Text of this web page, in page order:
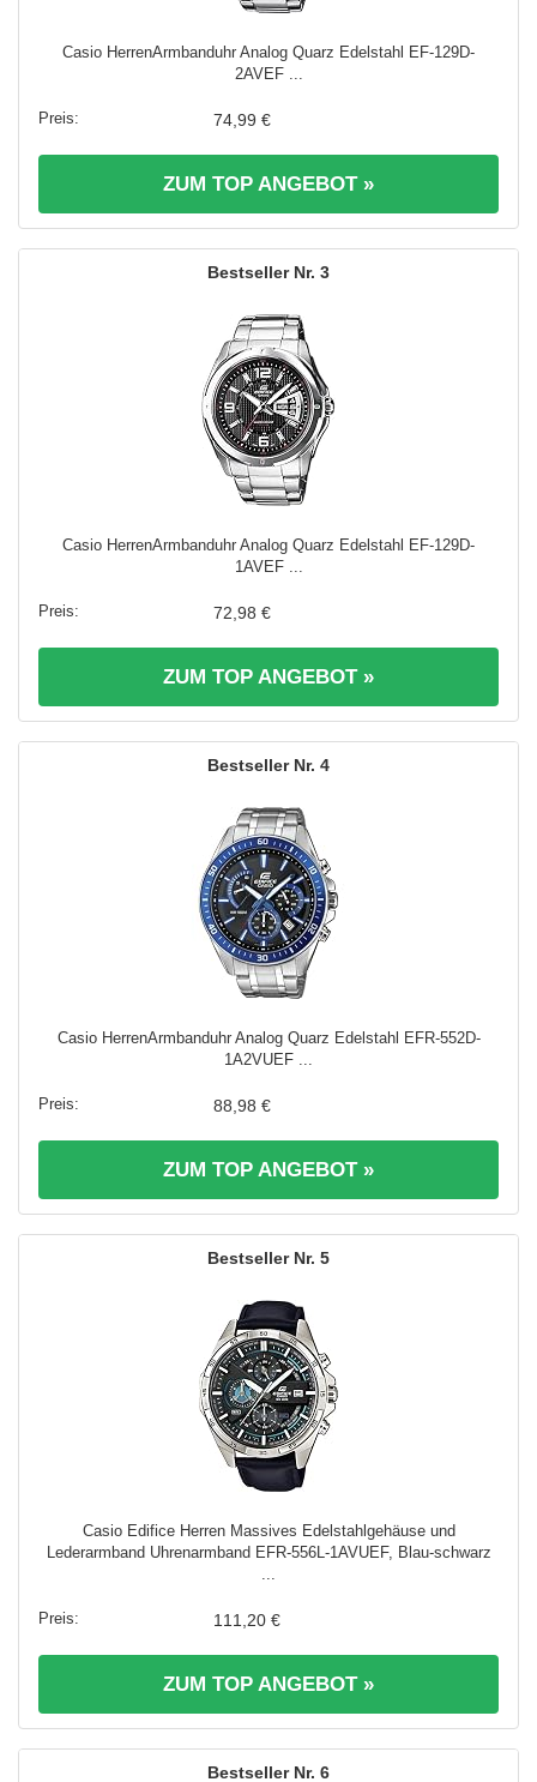
Casio HerrenArmbanduhr Analog Quarz Edelstahl EF-129D-
2AVEF ...
74,99 €
ZUM TOP ANGEBOT »
3
Casio HerrenArmbanduhr Analog Quarz Edelstahl EF-129D-
1AVEF ...
72,98 €
ZUM TOP ANGEBOT »
4
Casio HerrenArmbanduhr Analog Quarz Edelstahl EFR-552D-
1A2VUEF ...
88,98 €
ZUM TOP ANGEBOT »
5
Casio Edifice Herren Massives Edelstahlgehäuse und
Lederarmband Uhrenarmband EFR-556L-1AVUEF, Blau-schwarz
...
111,20 €
ZUM TOP ANGEBOT »
6